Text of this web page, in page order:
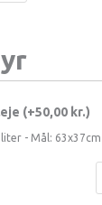
(+50,00 kr.)
- Mål: